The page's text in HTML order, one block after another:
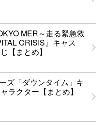
MER～走る緊急救
CRISIS』キャス
【まとめ】
ズ「ダウンタイム」キ
ラクター【まとめ】